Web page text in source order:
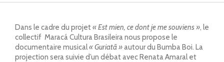
Dans le cadre du projet« Est mien, ce dont je me souviens », le
collectif Maracá Cultura Brasileira nous propose le
documentaire musical« Guriatã »autour du Bumba Boi. La
projection sera suivie d’un débat avec Renata Amaral et